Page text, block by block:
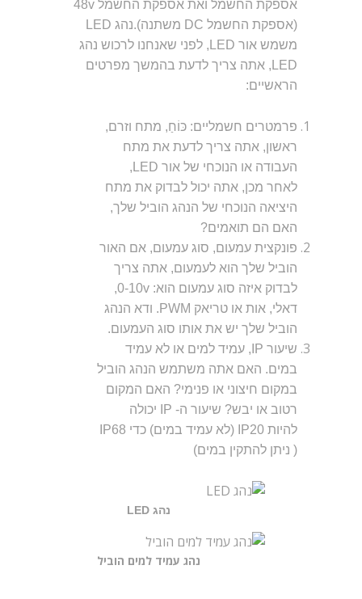
אספקת החשמל ואת אספקת החשמל 48v
(אספקת החשמל DC משתנה).
נהג LED
משמש אור LED, לפני שאנחנו לרכוש נהג
LED, אתה צריך לדעת בהמשך מפרטים
הראשיים:
פרמטרים חשמליים: כּוֹחַ, מתח וזרם,
ראשון, אתה צריך לדעת את מתח
העבודה או הנוכחי של אור LED,
לאחר מכן, אתה יכול לבדוק את מתח
היציאה הנוכחי של הנהג הוביל שלך,
האם הם תואמים?
פונקצית עמעום, סוג עמעום, אם האור
הוביל שלך הוא לעמעום, אתה צריך
לבדוק איזה סוג עמעום הוא: 0-10v,
דאלי, אות או טריאק PWM. ודא הנהג
הוביל שלך יש את אותו סוג העמעום.
שיעור IP, עמיד למים או לא עמיד
במים. האם אתה משתמש הנהג הוביל
במקום חיצוני או פנימי? האם המקום
רטוב או יבש? שיעור ה- IP יכולה
להיות IP20 (לא עמיד במים) כדי IP68
( ניתן להתקין במים)
נהג LED
נהג עמיד למים הוביל